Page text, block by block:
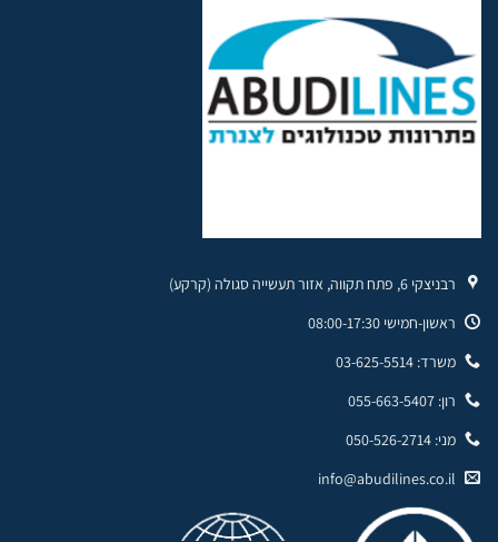
רבניצקי 6, פתח תקווה, אזור תעשייה סגולה (קרקע)
ראשון-חמישי 08:00-17:30
משרד: 03-625-5514
רון: 055-663-5407
מני: 050-526-2714
info@abudilines.co.il